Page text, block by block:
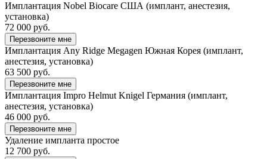
Имплантация Nobel Biocare США (имплант, анестезия,
установка)
72 000 руб.
Перезвоните мне
Имплантация Any Ridge Megagen Южная Корея (имплант,
анестезия, установка)
63 500 руб.
Перезвоните мне
Имплантация Impro Helmut Knigel Германия (имплант,
анестезия, установка)
46 000 руб.
Перезвоните мне
Удаление импланта простое
12 700 руб.